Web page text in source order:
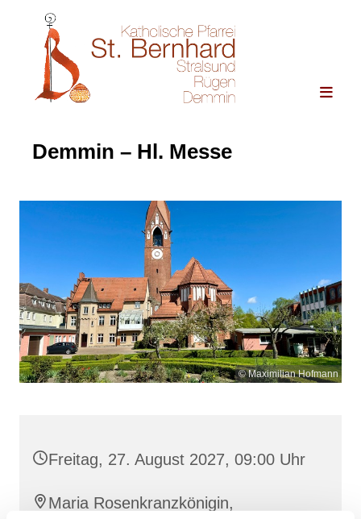
Demmin – Hl. Messe
© Maximilian Hofmann
Freitag, 27. August 2027, 09:00 Uhr
Maria Rosenkranzkönigin,